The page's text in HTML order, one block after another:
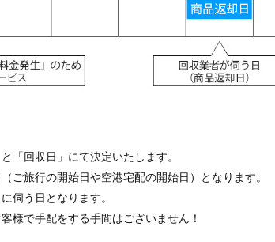
「回収日」にて決定いたします。
ご旅行の開始日や空港宅配の開始日）となります。
伺う日となります。
様で手配をする手間はございません！